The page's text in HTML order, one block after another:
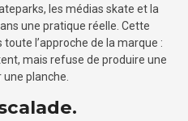
les médias skate et la
une pratique réelle. Cette
l’approche de la marque :
mais refuse de produire une
planche.